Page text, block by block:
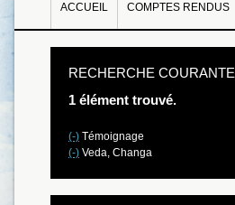
ACCUEIL COMPTES RENDUS
RECHERCHE COURANTE
1 élément trouvé.
(-) Témoignage
(-) Veda, Changa